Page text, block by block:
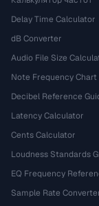
Delay Time Calculator
dB Converter
Audio File Size
Note Frequency Chart
Decibel Reference
Latency Calculator
Cents Calculator
Loudness Standards
EQ Frequency
Sample Rate